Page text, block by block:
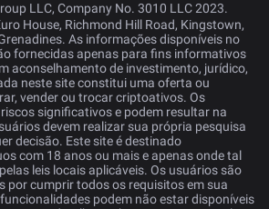
LLC, Company No. 3010 LLC 2023.
House, Richmond Hill Road, Kingstown,
As informações disponíveis no
fornecidas apenas para fins informativos
aconselhamento de investimento, jurídico,
neste site constitui uma oferta ou
vender ou trocar criptoativos. Os
significativos e podem resultar na
devem realizar sua própria pesquisa
decisão. Este site é destinado
com 18 anos ou mais e apenas onde tal
leis locais aplicáveis. Os usuários são
por cumprir todos os requisitos em sua
podem não estar disponíveis